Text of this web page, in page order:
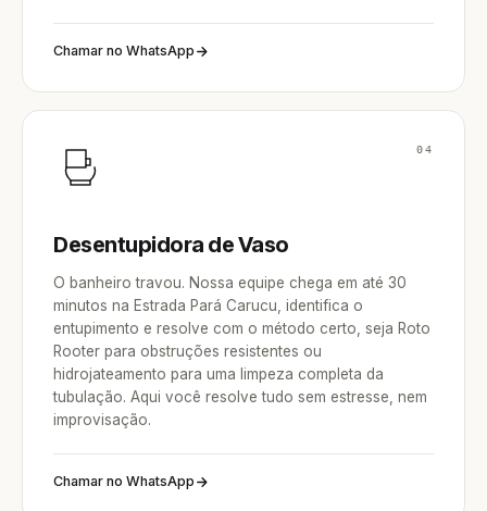
Chamar no WhatsApp
04
Desentupidora de Vaso
O banheiro travou. Nossa equipe chega em até 30
minutos na Estrada Pará Carucu, identifica o
entupimento e resolve com o método certo, seja Roto
Rooter para obstruções resistentes ou
hidrojateamento para uma limpeza completa da
tubulação. Aqui você resolve tudo sem estresse, nem
improvisação.
Chamar no WhatsApp